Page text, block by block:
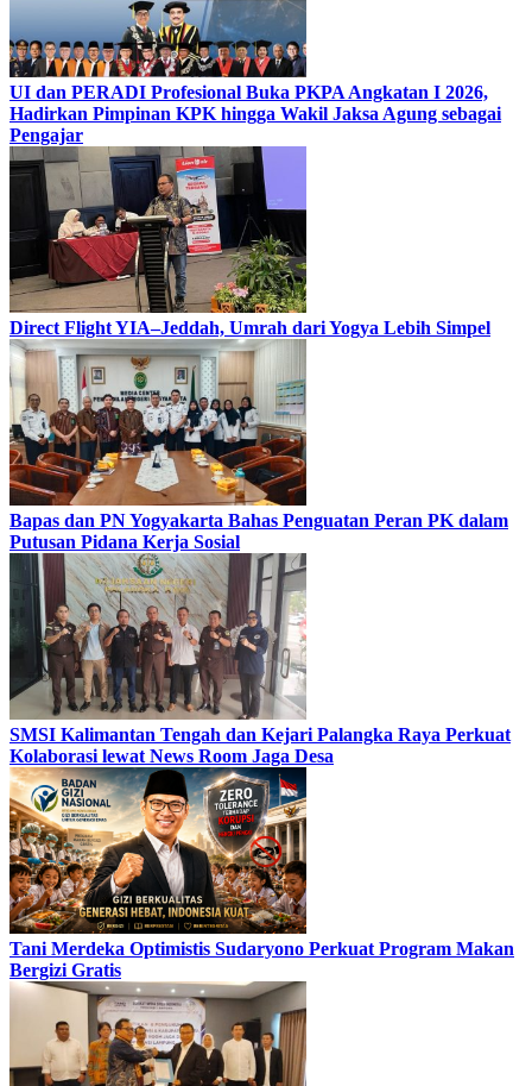
UI dan PERADI Profesional Buka PKPA Angkatan I 2026,
Hadirkan Pimpinan KPK hingga Wakil Jaksa Agung sebagai
Pengajar
Direct Flight YIA–Jeddah, Umrah dari Yogya Lebih Simpel
Bapas dan PN Yogyakarta Bahas Penguatan Peran PK dalam
Putusan Pidana Kerja Sosial
SMSI Kalimantan Tengah dan Kejari Palangka Raya Perkuat
Kolaborasi lewat News Room Jaga Desa
Tani Merdeka Optimistis Sudaryono Perkuat Program Makan
Bergizi Gratis